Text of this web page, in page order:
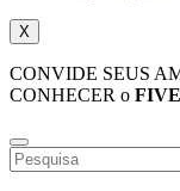
X
CONVIDE SEUS
CONHECER o